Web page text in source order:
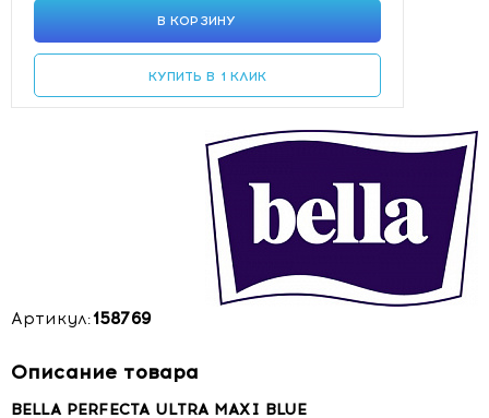
В КОРЗИНУ
КУПИТЬ В 1 КЛИК
Артикул:158769
Описание товара
BELLA PERFECTA ULTRA MAXI BLUE